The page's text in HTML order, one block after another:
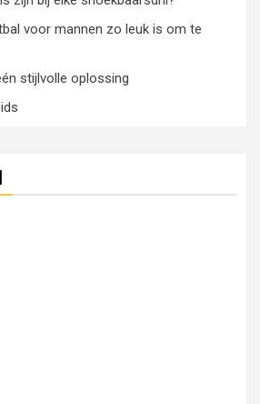
voor mannen zo leuk is om te
stijlvolle oplossing